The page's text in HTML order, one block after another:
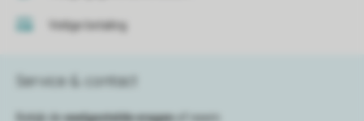
Veilige betaling
Service & contact
Bekijk de veelgestelde vragen
of neem